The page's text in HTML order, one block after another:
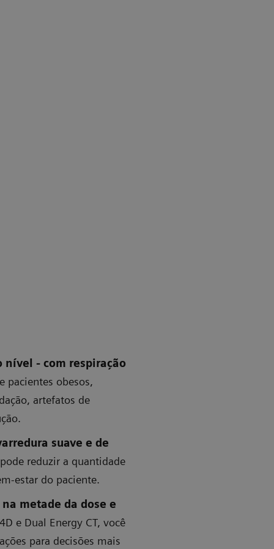
de respiração livre e poderosa
nível - com respiração
pacientes obesos,
artefatos de
suave e de
reduzir a quantidade
estar do paciente.
metade da dose e
e Dual Energy CT, você
para decisões mais